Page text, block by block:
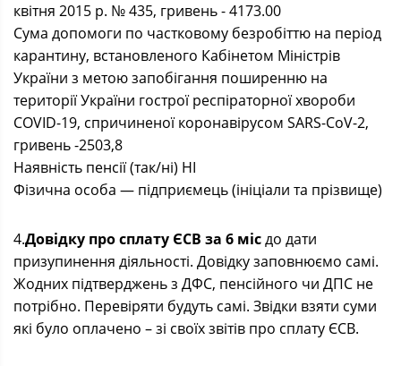
квітня 2015 р. № 435, гривень - 4173.00
Сума допомоги по частковому безробіттю на період
карантину, встановленого Кабінетом Міністрів
України з метою запобігання поширенню на
території України гострої респіраторної хвороби
COVID-19, спричиненої коронавірусом SARS-CoV-2,
гривень -2503,8
Наявність пенсії (так/ні) НІ
Фізична особа — підприємець (ініціали та прізвище)
4.Довідку про сплату ЄСВ за 6 місдо дати
призупинення діяльності. Довідку заповнюємо самі.
Жодних підтверджень з ДФС, пенсійного чи ДПС не
потрібно. Перевіряти будуть самі. Звідки взяти суми
які було оплачено – зі своїх звітів про сплату ЄСВ.